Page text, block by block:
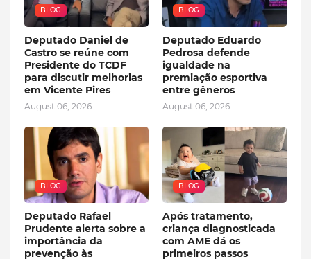
BLOG
Deputado Daniel de
Castro se reúne com
Presidente do TCDF
para discutir melhorias
em Vicente Pires
August 06, 2026
BLOG
Deputado Eduardo
Pedrosa defende
igualdade na
premiação esportiva
entre gêneros
August 06, 2026
BLOG
Deputado Rafael
Prudente alerta sobre a
importância da
prevenção às
BLOG
Após tratamento,
criança diagnosticada
com AME dá os
primeiros passos